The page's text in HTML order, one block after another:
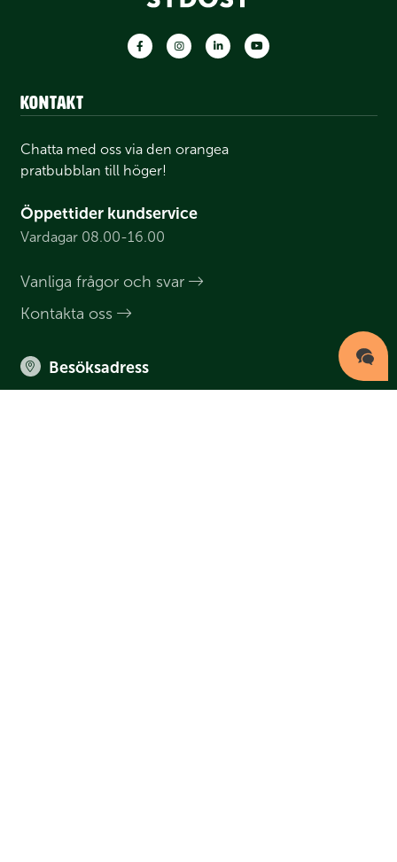
Facebook Instagram LinkedIn
Kontakt
Chatta med oss via den orangea
pratbubblan till höger!
Öppettider kundservice
Vardagar 08.00-16.00
Vanliga frågor och svar
Kontakta oss
Besöksadress
Moskogen 101,